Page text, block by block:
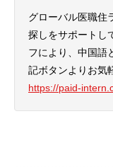
グローバル医職住
探しをサポートし
フにより、中国語
記ボタンよりお気
https://paid-